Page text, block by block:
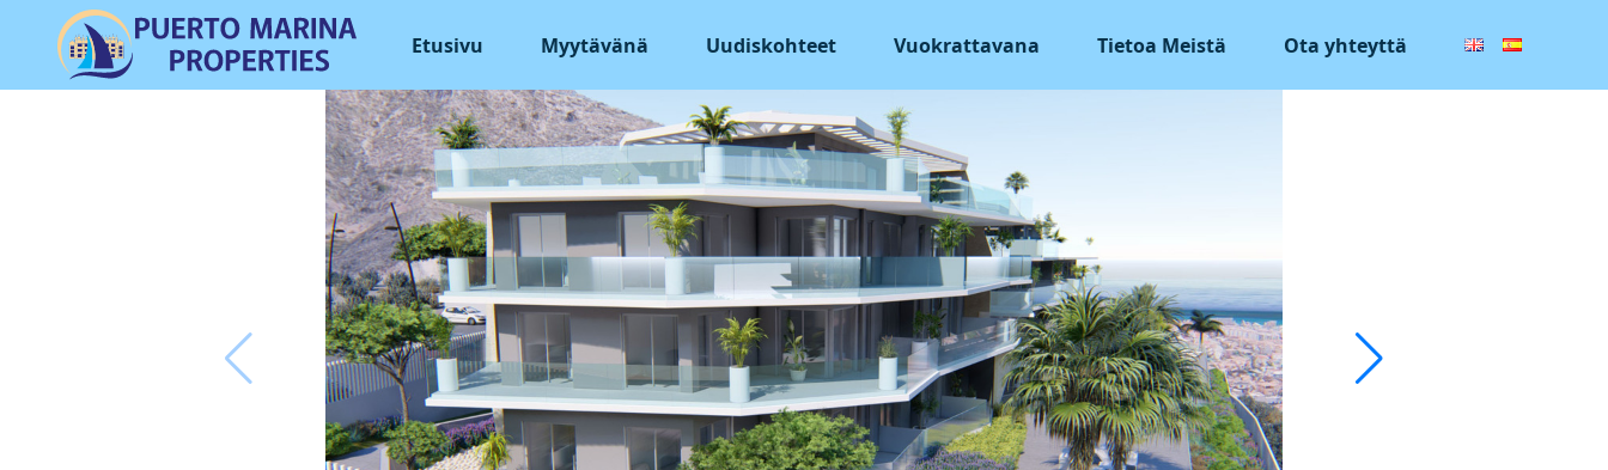
Etusivu Myytävänä Uudiskohteet Vuokrattavana Tietoa Meistä Ota yhteyttä